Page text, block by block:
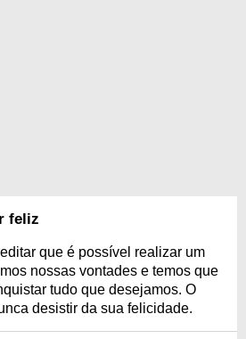
feliz
que é possível realizar um
nossas vontades e temos que
tudo que desejamos. O
desistir da sua felicidade.